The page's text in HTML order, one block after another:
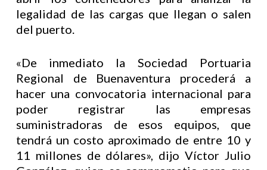
legalidad de las cargas que llegan o salen
del puerto.
«De inmediato la Sociedad Portuaria
Regional de Buenaventura procederá a
hacer una convocatoria internacional para
poder registrar las empresas
suministradoras de esos equipos, que
tendrá un costo aproximado de entre 10 y
11 millones de dólares», dijo Víctor Julio